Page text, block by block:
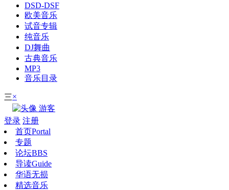
DSD-DSF
欧美音乐
试音专辑
纯音乐
DJ舞曲
古典音乐
MP3
音乐目录
三×
游客
登录 注册
首页Portal
专题
论坛BBS
导读Guide
华语无损
精选音乐